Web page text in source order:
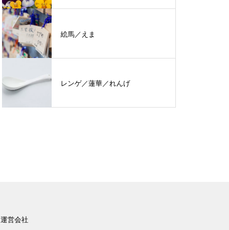
絵馬／えま
レンゲ／蓮華／れんげ
運営会社